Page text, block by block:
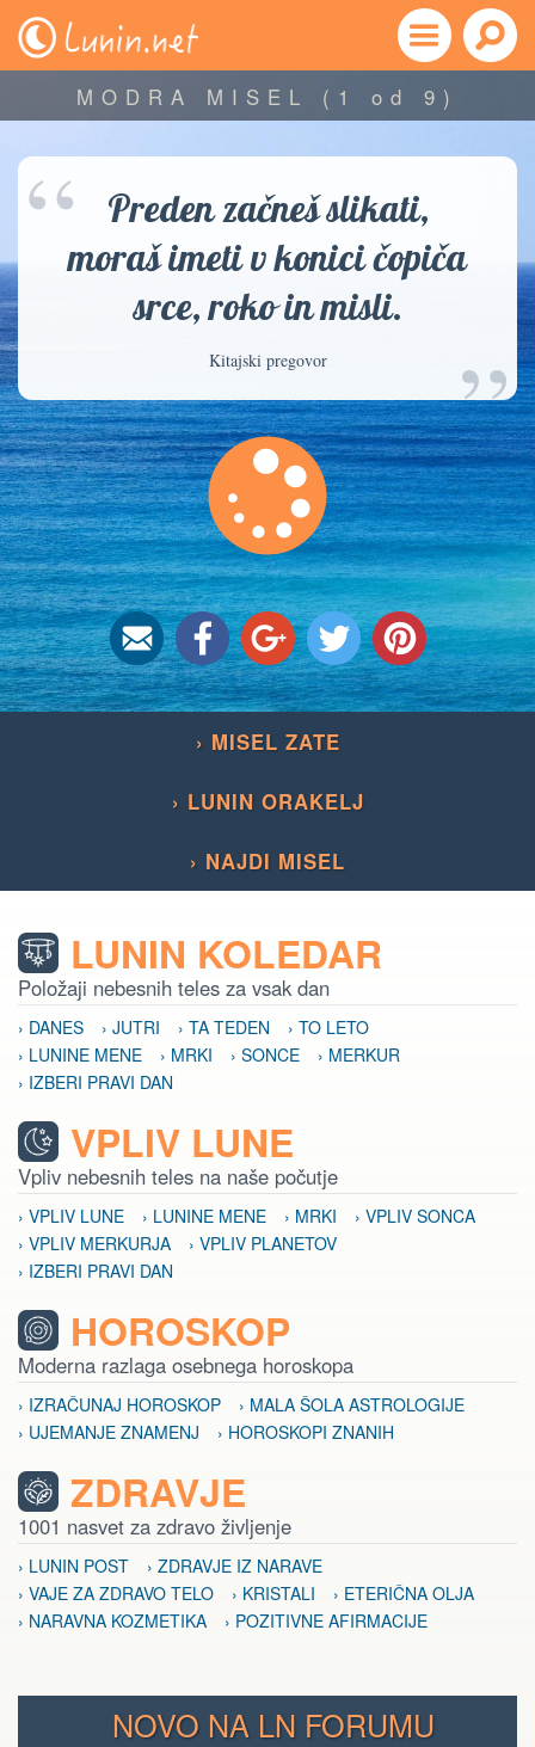
MODRA MISEL (1 od 9)
Preden začneš slikati,
moraš imeti v konici čopiča
srce, roko in misli.
Kitajski pregovor ”
“
› MISEL ZATE
› LUNIN ORAKELJ
› NAJDI MISEL
LUNIN KOLEDAR
Položaji nebesnih teles za vsak dan
› DANES › JUTRI › TA TEDEN
› TO LETO
› LUNINE MENE
› MRKI › SONCE
› MERKUR
› IZBERI PRAVI DAN
VPLIV LUNE
Vpliv nebesnih teles na naše počutje
› VPLIV LUNE › LUNINE MENE › MRKI
› VPLIV SONCA
› VPLIV MERKURJA
› VPLIV PLANETOV
› IZBERI PRAVI DAN
HOROSKOP
Moderna razlaga osebnega horoskopa
› IZRAČUNAJ HOROSKOP
› MALA ŠOLA ASTROLOGIJE
› UJEMANJE ZNAMENJ
› HOROSKOPI ZNANIH
ZDRAVJE
1001 nasvet za zdravo življenje
› LUNIN POST
› ZDRAVJE IZ NARAVE
› VAJE ZA ZDRAVO TELO
› KRISTALI
› ETERIČNA OLJA
› NARAVNA KOZMETIKA
› POZITIVNE AFIRMACIJE
NOVO NA LN FORUMU